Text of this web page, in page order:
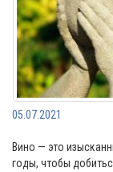
05.07.2021
Вино — это
годы, чтобы